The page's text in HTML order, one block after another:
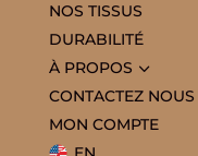
NOS TISSUS
DURABILITÉ
À PROPOS 3
CONTACTEZ NOUS
MON COMPTE